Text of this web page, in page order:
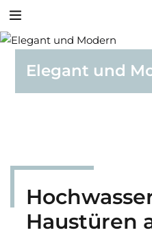
Hochwasserschutz -
Hochwasserschutz -
Elegant und
Haus­türen